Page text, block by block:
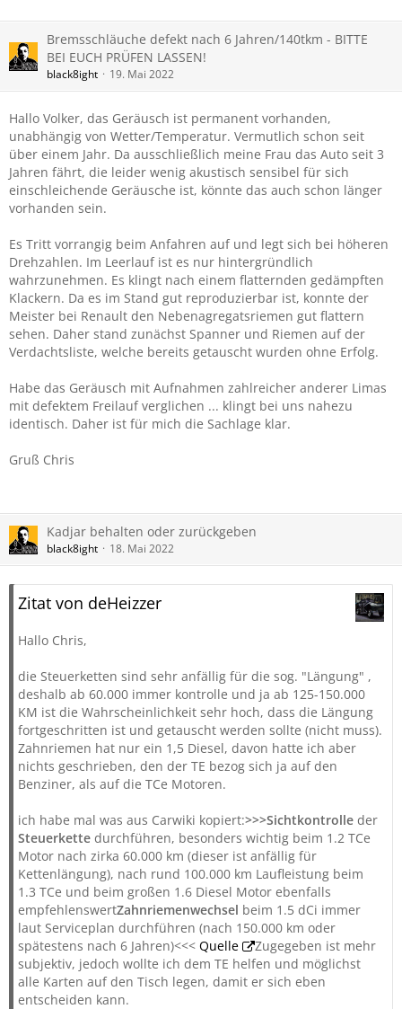
Bremsschläuche defekt nach 6 Jahren/140tkm - BITTE
BEI EUCH PRÜFEN LASSEN!
black8ight 19. Mai 2022
Hallo Volker, das Geräusch ist permanent vorhanden,
unabhängig von Wetter/Temperatur. Vermutlich schon seit
über einem Jahr. Da ausschließlich meine Frau das Auto seit 3
Jahren fährt, die leider wenig akustisch sensibel für sich
einschleichende Geräusche ist, könnte das auch schon länger
vorhanden sein.
Es Tritt vorrangig beim Anfahren auf und legt sich bei höheren
Drehzahlen. Im Leerlauf ist es nur hintergründlich
wahrzunehmen. Es klingt nach einem flatternden gedämpften
Klackern. Da es im Stand gut reproduzierbar ist, konnte der
Meister bei Renault den Nebenagregatsriemen gut flattern
sehen. Daher stand zunächst Spanner und Riemen auf der
Verdachtsliste, welche bereits getauscht wurden ohne Erfolg.
Habe das Geräusch mit Aufnahmen zahlreicher anderer Limas
mit defektem Freilauf verglichen ... klingt bei uns nahezu
identisch. Daher ist für mich die Sachlage klar.
Gruß Chris
Kadjar behalten oder zurückgeben
black8ight 18. Mai 2022
Zitat von deHeizzer
Hallo Chris,
die Steuerketten sind sehr anfällig für die sog. "Längung" ,
deshalb ab 60.000 immer kontrolle und ja ab 125-150.000
KM ist die Wahrscheinlichkeit sehr hoch, dass die Längung
fortgeschritten ist und getauscht werden sollte (nicht muss).
Zahnriemen hat nur ein 1,5 Diesel, davon hatte ich aber
nichts geschrieben, den der TE bezog sich ja auf den
Benziner, als auf die TCe Motoren.
ich habe mal was aus Carwiki kopiert:>>>Sichtkontrolle der
Steuerkette durchführen, besonders wichtig beim 1.2 TCe
Motor nach zirka 60.000 km (dieser ist anfällig für
Kettenlängung), nach rund 100.000 km Laufleistung beim
1.3 TCe und beim großen 1.6 Diesel Motor ebenfalls
empfehlenswertZahnriemenwechsel beim 1.5 dCi immer
laut Serviceplan durchführen (nach 150.000 km oder
spätestens nach 6 Jahren)<<< Quelle
Zugegeben ist mehr
subjektiv, jedoch wollte ich dem TE helfen und möglichst
alle Karten auf den Tisch legen, damit er sich eben
entscheiden kann.